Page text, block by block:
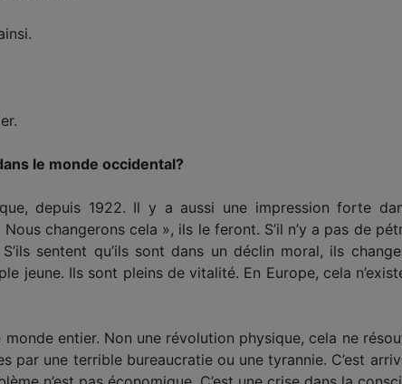
le monde occidental?
depuis 1922. Il y a aussi une impression forte
changerons cela », ils le feront. S’il n’y a pas de
sentent qu’ils sont dans un déclin moral, ils
jeune. Ils sont pleins de vitalité. En Europe, cela
entier. Non une révolution physique, cela ne
par une terrible bureaucratie ou une tyrannie. C’est